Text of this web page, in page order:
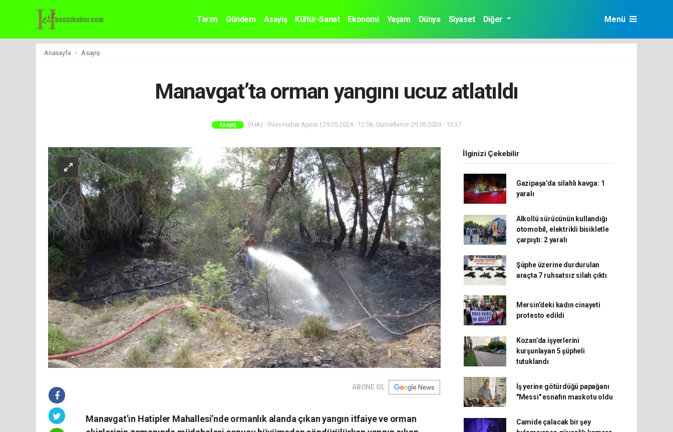
Tarım Gündem Asayiş Kültür-Sanat Ekonomi Yaşam Dünya Siyaset Diğer Menü
Anasayfa Asayiş
Manavgat’ta orman yangını ucuz atlatıldı
Asayiş (İHA) - İhlas Haber Ajansı | 29.05.2024 - 12:58, Güncelleme: 29.05.2024 - 13:37
ABONE OL
Manavgat’ın Hatipler Mahallesi’nde ormanlık alanda çıkan yangın itfaiye ve orman
İlginizi Çekebilir
Gazipaşa’da silahlı kavga: 1
yaralı
Alkollü sürücünün kullandığı
otomobil, elektrikli bisikletle
çarpıştı: 2 yaralı
Şüphe üzerine durdurulan
araçta 7 ruhsatsız silah çıktı
Mersin’deki kadın cinayeti
protesto edildi
Kozan’da işyerlerini
kurşunlayan 5 şüpheli
tutuklandı
İş yerine götürdüğü papağanı
"Messi" esnafın maskotu oldu
Camide çalacak bir şey